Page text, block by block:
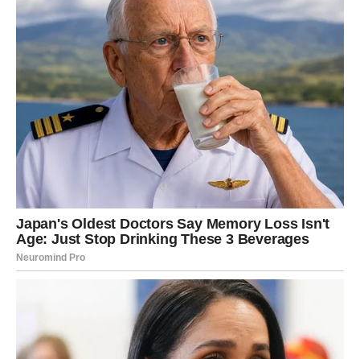
LAV
Vi ste znak kojem zvijezde donose ogromnu količinu
sreće i uspjeha.
Moguća je velika poslovna prilika ili finansijska vijest koja
vam mijenja život.
Vrijeme velikog trijumfa
Pred vama su dani tokom kojih vam sve ide od ruke.